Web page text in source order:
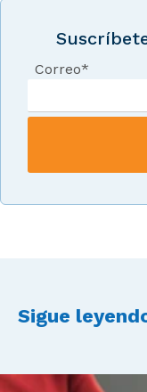
Correo*
Sigue